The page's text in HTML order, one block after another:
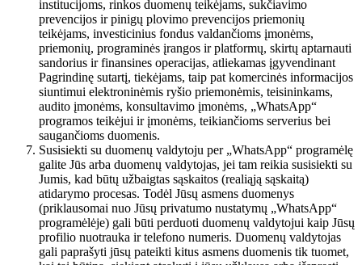
institucijoms, rinkos duomenų teikėjams, sukčiavimo
prevencijos ir pinigų plovimo prevencijos priemonių
teikėjams, investicinius fondus valdančioms įmonėms,
priemonių, programinės įrangos ir platformų, skirtų aptarnauti
sandorius ir finansines operacijas, atliekamas įgyvendinant
Pagrindinę sutartį, tiekėjams, taip pat komercinės informacijos
siuntimui elektroninėmis ryšio priemonėmis, teisininkams,
audito įmonėms, konsultavimo įmonėms, „WhatsApp“
programos teikėjui ir įmonėms, teikiančioms serverius bei
saugančioms duomenis.
Susisiekti su duomenų valdytoju per „WhatsApp“ programėlę
galite Jūs arba duomenų valdytojas, jei tam reikia susisiekti su
Jumis, kad būtų užbaigtas sąskaitos (realiąją sąskaitą)
atidarymo procesas. Todėl Jūsų asmens duomenys
(priklausomai nuo Jūsų privatumo nustatymų „WhatsApp“
programėlėje) gali būti perduoti duomenų valdytojui kaip Jūsų
profilio nuotrauka ir telefono numeris. Duomenų valdytojas
gali paprašyti jūsų pateikti kitus asmens duomenis tik tuomet,